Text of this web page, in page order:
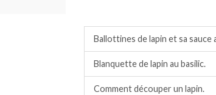
Ballottines de lapin et sa sauce
Blanquette de lapin au basilic.
Comment découper un lapin.